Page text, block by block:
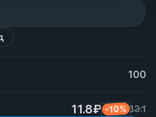
100
11.8₽ -10% 13.1